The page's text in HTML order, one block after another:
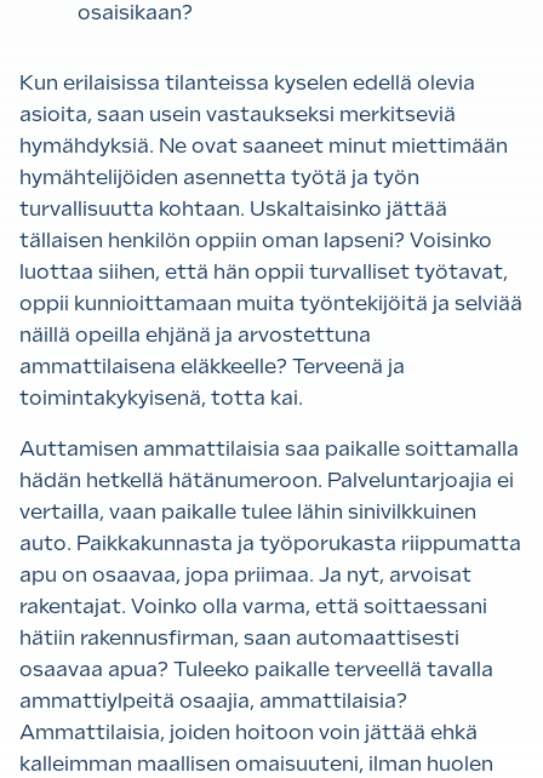
osaisikaan?
Kun erilaisissa tilanteissa kyselen edellä olevia
asioita, saan usein vastaukseksi merkitseviä
hymähdyksiä. Ne ovat saaneet minut miettimään
hymähtelijöiden asennetta työtä ja työn
turvallisuutta kohtaan. Uskaltaisinko jättää
tällaisen henkilön oppiin oman lapseni? Voisinko
luottaa siihen, että hän oppii turvalliset työtavat,
oppii kunnioittamaan muita työntekijöitä ja selviää
näillä opeilla ehjänä ja arvostettuna
ammattilaisena eläkkeelle? Terveenä ja
toimintakykyisenä, totta kai.
Auttamisen ammattilaisia saa paikalle soittamalla
hädän hetkellä hätänumeroon. Palveluntarjoajia ei
vertailla, vaan paikalle tulee lähin sinivilkkuinen
auto. Paikkakunnasta ja työporukasta riippumatta
apu on osaavaa, jopa priimaa. Ja nyt, arvoisat
rakentajat. Voinko olla varma, että soittaessani
hätiin rakennusfirman, saan automaattisesti
osaavaa apua? Tuleeko paikalle terveellä tavalla
ammattiylpeitä osaajia, ammattilaisia?
Ammattilaisia, joiden hoitoon voin jättää ehkä
kalleimman maallisen omaisuuteni, ilman huolen